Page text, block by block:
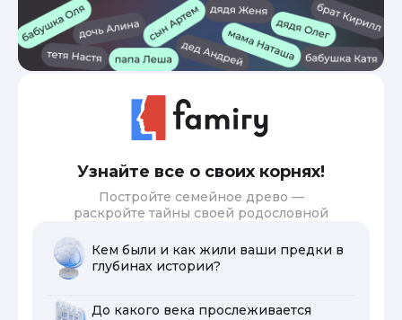
Узнайте все о своих корнях!
Постройте семейное древо —
раскройте тайны своей родословной
Кем были и как жили ваши предки в
глубинах истории?
До какого века прослеживается